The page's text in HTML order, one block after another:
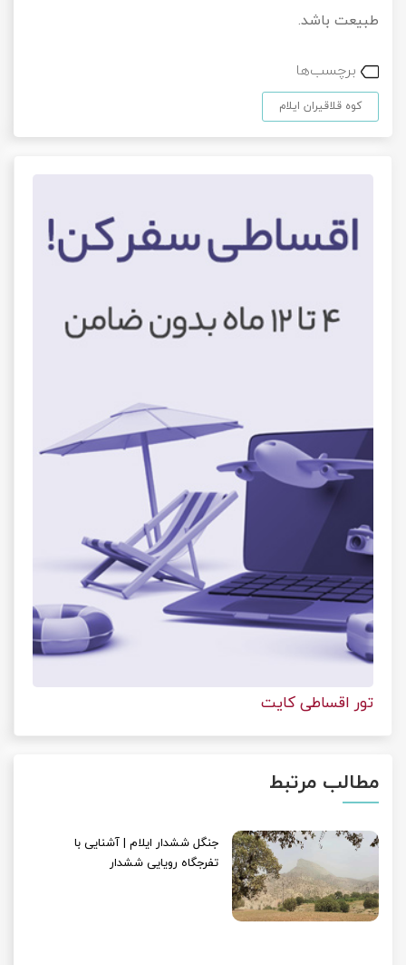
طبیعت باشد.
برچسب‌ها
کوه قلاقیران ایلام
تور اقساطی کایت
مطالب مرتبط
جنگل ششدار ایلام | آشنایی با
تفرجگاه رویایی ششدار